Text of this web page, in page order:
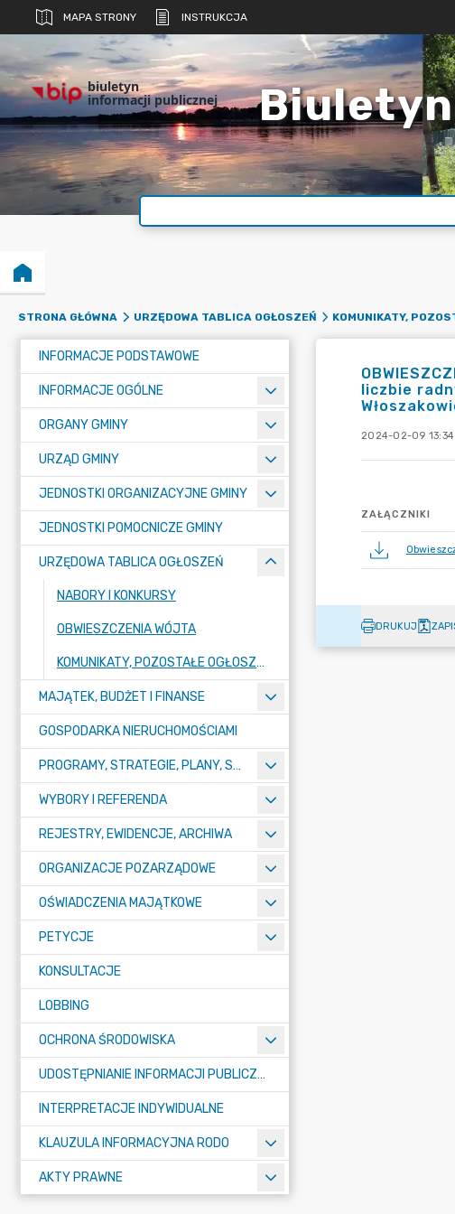
MAPA STRONY INSTRUKCJA
biuletyn
informacji publicznej
STRONA GŁÓWNA URZĘDOWA TABLICA OGŁOSZEŃ KOMUNIKATY,
INFORMACJE PODSTAWOWE
INFORMACJE OGÓLNE
ORGANY GMINY
URZĄD GMINY
JEDNOSTKI ORGANIZACYJNE GMINY
JEDNOSTKI POMOCNICZE GMINY
URZĘDOWA TABLICA OGŁOSZEŃ
NABORY I KONKURSY
OBWIESZCZENIA WÓJTA
KOMUNIKATY, POZOSTAŁE OGŁOSZENIA, OBWIESZCZENIA I INFORMACJE
MAJĄTEK, BUDŻET I FINANSE
GOSPODARKA NIERUCHOMOŚCIAMI
PROGRAMY, STRATEGIE, PLANY, SPRAWOZDANIA I OPRACOWANIA
WYBORY I REFERENDA
REJESTRY, EWIDENCJE, ARCHIWA
ORGANIZACJE POZARZĄDOWE
OŚWIADCZENIA MAJĄTKOWE
PETYCJE
KONSULTACJE
LOBBING
OCHRONA ŚRODOWISKA
UDOSTĘPNIANIE INFORMACJI PUBLICZNEJ
INTERPRETACJE INDYWIDUALNE
KLAUZULA INFORMACYJNA RODO
AKTY PRAWNE
liczbie
2024-02-09 13:34
ZAŁĄCZNIKI
DRUKUJ